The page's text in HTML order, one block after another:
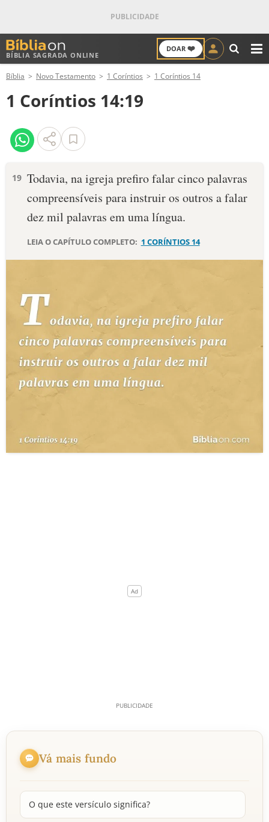
BÍBLIA SAGRADA ONLINE
DOAR ❤️
ANTIGO TESTAMENTO
NOVO TESTAMENTO
VERSÍCULOS
PALAVRA DO DIA
DEVOCIONAL DIÁRIO
10 MANDAMENTOS
ESTUDOS BÍBLICOS
ESBOÇOS DE PREGAÇÃO
TEMAS
PERGUNTE À BÍBLIA
TERMO BÍBLICO
Bíblia Novo Testamento 1 Coríntios 1 Coríntios 14
1 Coríntios 14:19
19 Todavia, na igreja prefiro falar cinco palavras
compreensíveis para instruir os outros a falar
dez mil palavras em uma língua.
LEIA O CAPÍTULO COMPLETO: 1 CORÍNTIOS 14
Vá mais fundo
O que este versículo significa?